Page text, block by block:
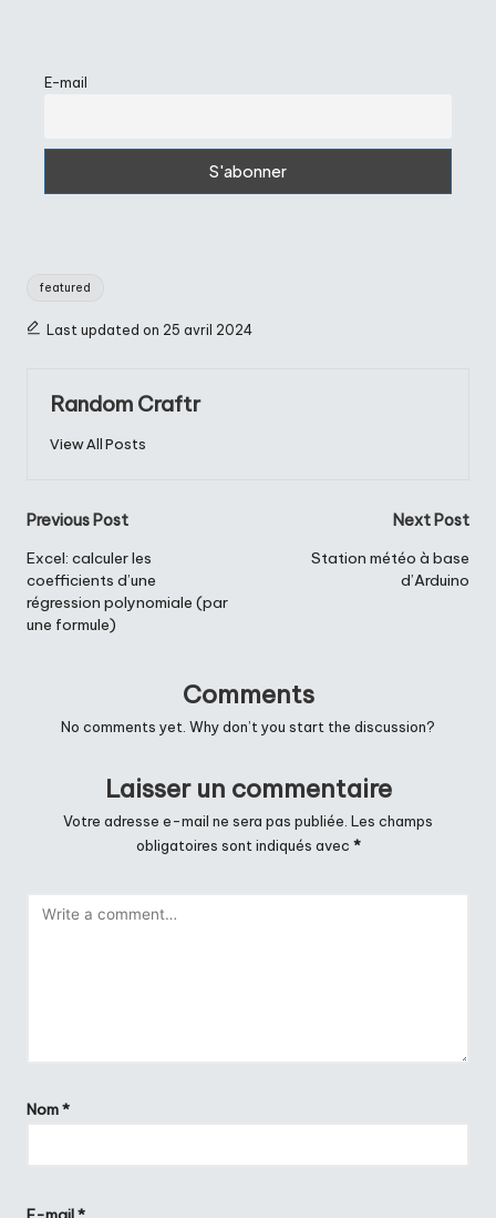
E-mail
Tags:
featured
Last updated on 25 avril 2024
Random Craftr
View All Posts
Post
navigation
Previous Post
Excel: calculer les
coefficients d’une
régression polynomiale (par
une formule)
Next Post
Station météo à base
d’Arduino
Comments
No comments yet. Why don’t you start the discussion?
Laisser un commentaire
Votre adresse e-mail ne sera pas publiée. Les champs
obligatoires sont indiqués avec *
Nom*